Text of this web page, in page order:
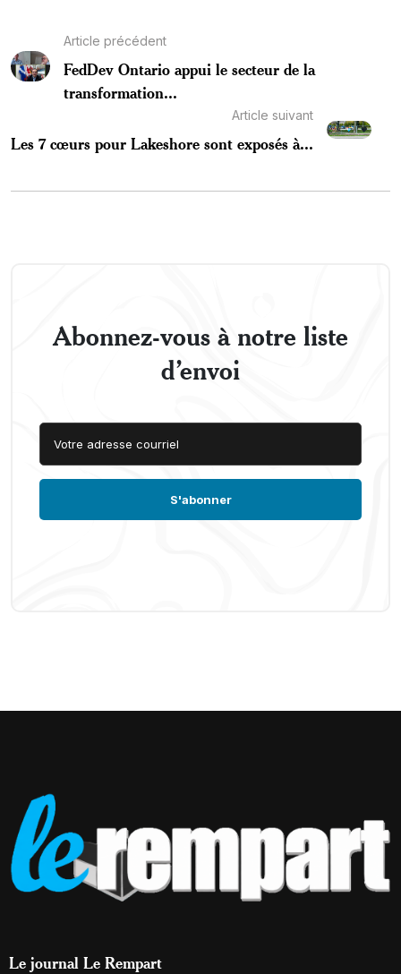
Article précédent
FedDev Ontario appui le secteur de la
transformation...
Article suivant
Les 7 cœurs pour Lakeshore sont exposés à...
Abonnez-vous à notre liste
d’envoi
Le journal Le Rempart